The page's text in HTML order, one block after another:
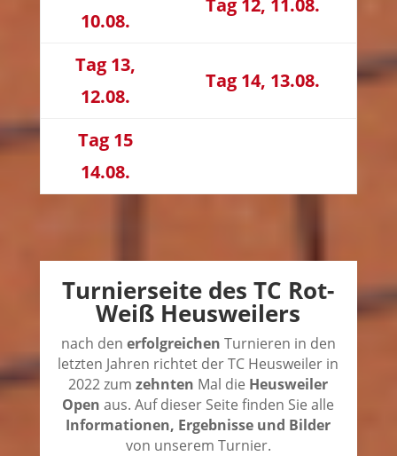
10.08.
Tag 12, 11.08.
Tag 13,
12.08.
Tag 14, 13.08.
Tag 15
14.08.
Turnierseite des TC Rot-
Weiß Heusweilers
nach den erfolgreichen Turnieren in den
letzten Jahren richtet der TC Heusweiler in
2022 zumzehnten Mal die Heusweiler
Open aus. Auf dieser Seite finden Sie alle
Informationen, Ergebnisse und Bilder
von unserem Turnier.